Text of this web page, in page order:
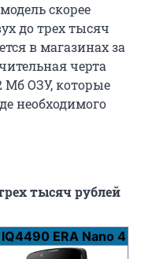
скорее
до трех тысяч
в магазинах за
черта
Мб ОЗУ, которые
необходимого
тысяч рублей
IQ4490 ERA Nano 4